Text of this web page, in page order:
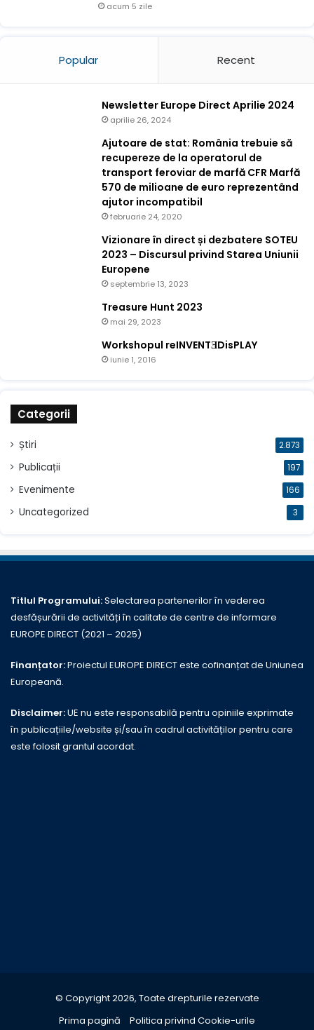
acum 5 zile
Popular Recent
Newsletter Europe Direct Aprilie 2024
aprilie 26, 2024
Ajutoare de stat: România trebuie să
recupereze de la operatorul de
transport feroviar de marfă CFR Marfă
570 de milioane de euro reprezentând
ajutor incompatibil
februarie 24, 2020
Vizionare în direct și dezbatere SOTEU
2023 – Discursul privind Starea Uniunii
Europene
septembrie 13, 2023
Treasure Hunt 2023
mai 29, 2023
Workshopul reINVENTƎDisPLAY
iunie 1, 2016
Categorii
Știri 2.873
Publicații 197
Evenimente 166
Uncategorized 3
Titlul Programului:Selectarea partenerilor în vederea
desfășurării de activități în calitate de centre de informare
EUROPE DIRECT (2021 – 2025)
Finanțator:Proiectul EUROPE DIRECT este cofinanțat de Uniunea
Europeană.
Disclaimer:UE nu este responsabilă pentru opiniile exprimate
în publicațiile/website și/sau în cadrul activităților pentru care
este folosit grantul acordat.
© Copyright 2026, Toate drepturile rezervate
Prima pagină
Politica privind Cookie-urile